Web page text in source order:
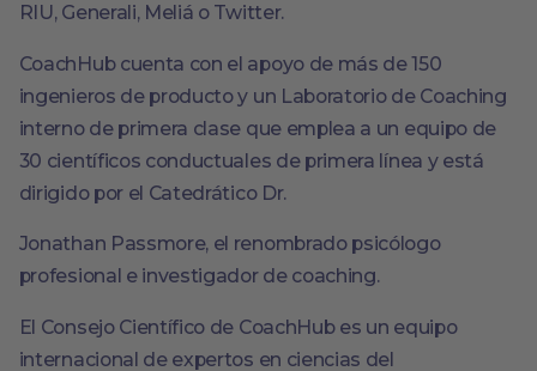
RIU, Generali, Meliá o Twitter.
CoachHub cuenta con el apoyo de más de 150
ingenieros de producto y un Laboratorio de Coaching
interno de primera clase que emplea a un equipo de
30 científicos conductuales de primera línea y está
dirigido por el Catedrático Dr.
Jonathan Passmore, el renombrado psicólogo
profesional e investigador de coaching.
El Consejo Científico de CoachHub es un equipo
internacional de expertos en ciencias del